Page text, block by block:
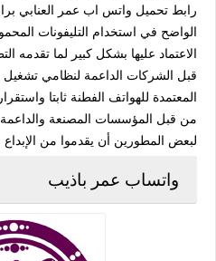
رابط تحميل واتس اب عمر العنابي
الواضح في استخدام التليفونات
الاعتماد عليها بشكل كبير لما تقدمه
قبل الشركات الداعمة لنظامي تشغيل
المعتمدة للهواتف الفطنة ثابتا
من قبل المؤسسات المصنعة
لبعض المطورين أن يقدموا من
واتساب عمر باذيب